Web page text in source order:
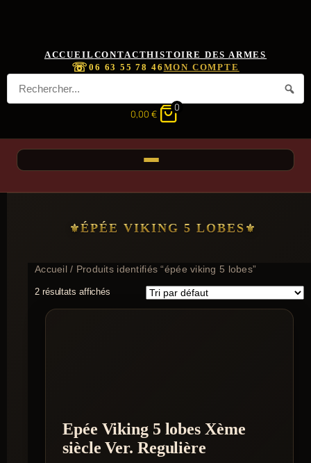
ACCUEIL CONTACTHISTOIRE DES ARMES
☏06 63 55 78 46 MON COMPTE
0,00 €
0
ÉPÉE VIKING 5 LOBES
Accueil/ Produits identifiés “épée viking 5 lobes”
2 résultats affichés
Epée Viking 5 lobes Xème
siècle Ver. Regulière